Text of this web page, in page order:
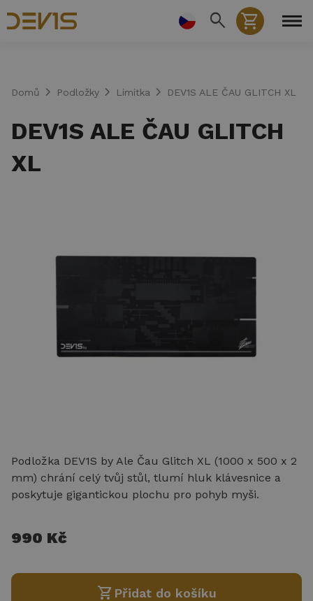
search shopping_cart
Domů chevron_right Podložky chevron_right Limitka chevron_right DEV1S ALE ČAU GLITCH XL
DEV1S ALE ČAU GLITCH
XL
Podložka DEV1S by Ale Čau Glitch XL (1000 x 500 x 2
mm) chrání celý tvůj stůl, tlumí hluk klávesnice a
poskytuje gigantickou plochu pro pohyb myši.
990 Kč
shopping_cart Přidat do košíku